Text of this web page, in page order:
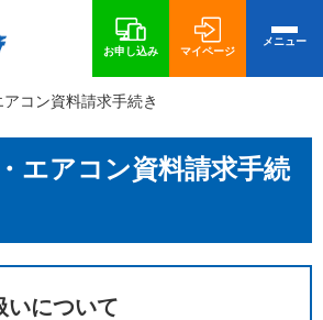
お申し込み マイページ
メニュー
コン資料請求手続き
エアコン資料請求手続
いについて